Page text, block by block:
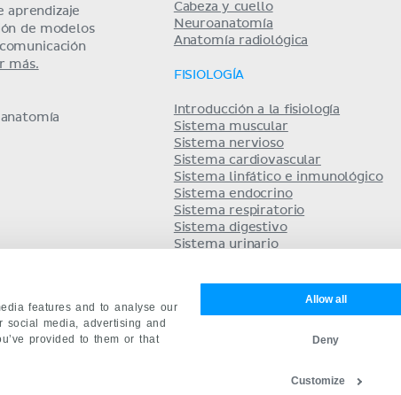
features and to analyse our
social media, advertising and
provided to them or that
Allow all
Customize
Deny
aprendizaje
de modelos
más.
Cabeza y cuello
Neuroanatomía
Anatomía radiológica
FISIOLOGÍA
Introducción a la fisiología
Sistema muscular
Sistema nervioso
Sistema cardiovascular
Sistema linfático e inmunológico
Sistema endocrino
Sistema respiratorio
Sistema digestivo
Sistema urinario
English